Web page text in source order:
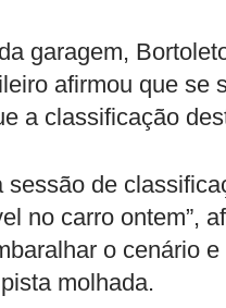
garagem,
afirmou que se
a classificação
sessão de
no carro ontem”,
o cenário
molhada.